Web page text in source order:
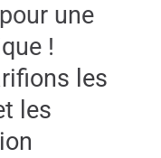
une
!
les
les